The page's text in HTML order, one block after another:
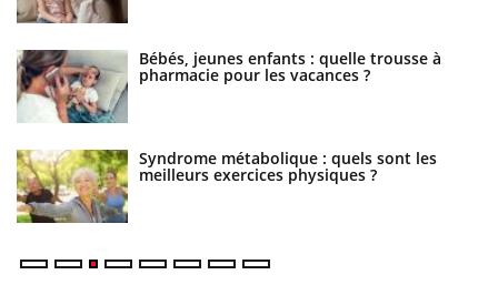
Bébés, jeunes enfants : quelle trousse à
pharmacie pour les vacances ?
Syndrome métabolique : quels sont les
meilleurs exercices physiques ?